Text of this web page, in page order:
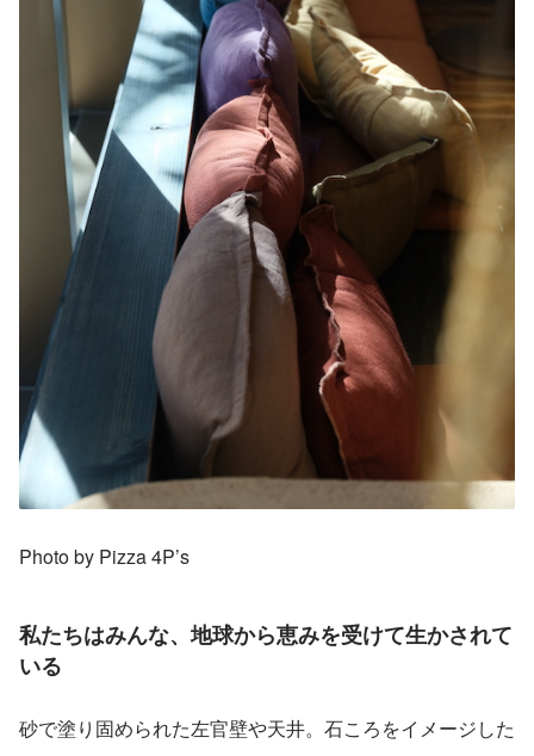
Photo by Pizza 4P’s
私たちはみんな、地球から恵みを受けて生かされて
いる
砂で塗り固められた左官壁や天井。石ころをイメージした